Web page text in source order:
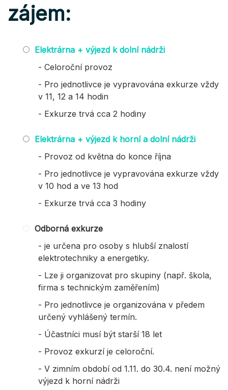
zájem:
Elektrárna + výjezd k dolní nádrži
- Celoroční provoz
- Pro jednotlivce je vypravována exkurze vždy
v 11, 12 a 14 hodin
- Exkurze trvá cca 2 hodiny
Elektrárna + výjezd k horní a dolní nádrži
- Provoz od května do konce října
- Pro jednotlivce je vypravována exkurze vždy
v 10 hod a ve 13 hod
- Exkurze trvá cca 3 hodiny
Odborná exkurze
- je určena pro osoby s hlubší znalostí
elektrotechniky a energetiky.
- Lze ji organizovat pro skupiny (např. škola,
firma s technickým zaměřením)
- Pro jednotlivce je organizována v předem
určený vyhlášený termín.
- Účastníci musí být starší 18 let
- Provoz exkurzí je celoroční.
- V zimním období od 1.11. do 30.4. není možný
výjezd k horní nádrži